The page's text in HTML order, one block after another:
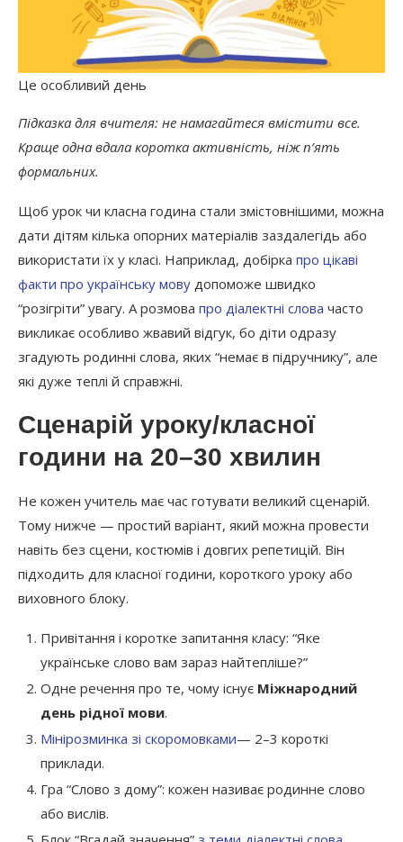
Це особливий день
Підказка для вчителя: не намагайтеся вмістити все.
Краще одна вдала коротка активність, ніж п’ять
формальних.
Щоб урок чи класна година стали змістовнішими, можна
дати дітям кілька опорних матеріалів заздалегідь або
використати їх у класі. Наприклад, добірка про цікаві
факти про українську мову допоможе швидко
“розігріти” увагу. А розмова про діалектні слова часто
викликає особливо жвавий відгук, бо діти одразу
згадують родинні слова, яких “немає в підручнику”, але
які дуже теплі й справжні.
Сценарій уроку/класної
години на 20–30 хвилин
Не кожен учитель має час готувати великий сценарій.
Тому нижче — простий варіант, який можна провести
навіть без сцени, костюмів і довгих репетицій. Він
підходить для класної години, короткого уроку або
виховного блоку.
Привітання і коротке запитання класу: “Яке
українське слово вам зараз найтепліше?”
Одне речення про те, чому існує Міжнародний
день рідної мови.
Мінірозминка зі скоромовками— 2–3 короткі
приклади.
Гра “Слово з дому”: кожен називає родинне слово
або вислів.